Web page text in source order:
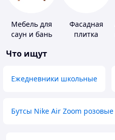
Мебель для
саун и бань
Фасадная
плитка
Что ищут
Ежедневники школьные
Бутсы Nike Air Zoom розовые